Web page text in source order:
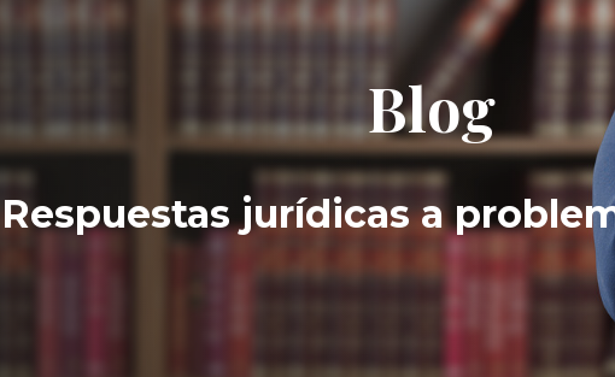
Blog
Respuestas jurídicas a